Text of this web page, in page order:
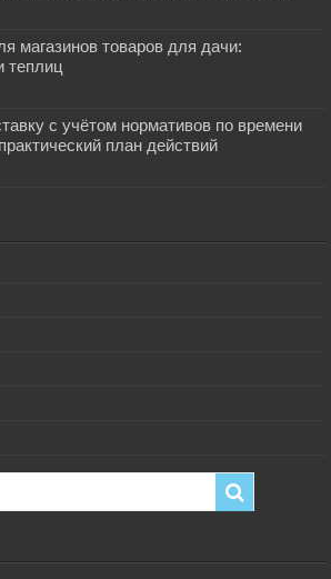
магазинов товаров для дачи:
теплиц
с учётом нормативов по времени
план действий